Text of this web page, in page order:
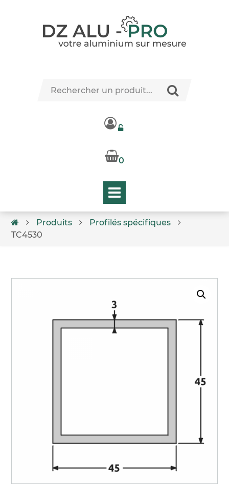
0
Produits
Profilés spécifiques
TC4530